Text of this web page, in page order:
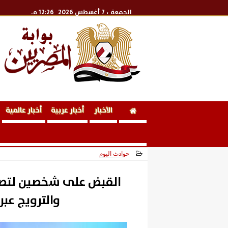
الجمعة ، 7 أغسطس 2026 12:26 مـ
الأخبار أخبار عربية أخبار عالمية
حوادث اليوم
القبض على شخصين
والترويج